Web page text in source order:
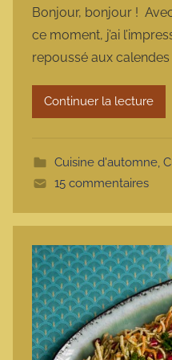
r
m
a
r
t
Bonjour, bonjour !
ce moment, j’ai
repoussé aux calendes
Continuer la lecture
Cuisine d'automne,
15 commentaires